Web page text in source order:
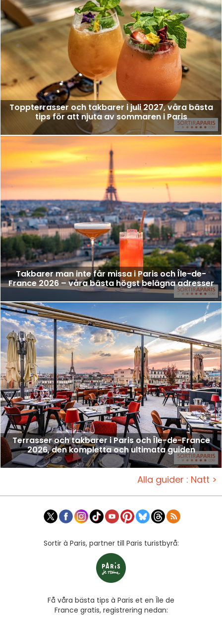
Toppterrasser och takbarer i juli 2027, våra bästa
tips för att njuta av sommaren i Paris
Takbarer man inte får missa i Paris och Île-de-
France 2026 – våra bästa högst belägna adresser
Terrasser och takbarer i Paris och Île-de-France
2026, den kompletta och ultimata guiden
Alla guider : Natt >
Sortir à Paris, partner till Paris turistbyrå:
Få våra bästa tips à Paris et en Île de
France gratis, registrering nedan: